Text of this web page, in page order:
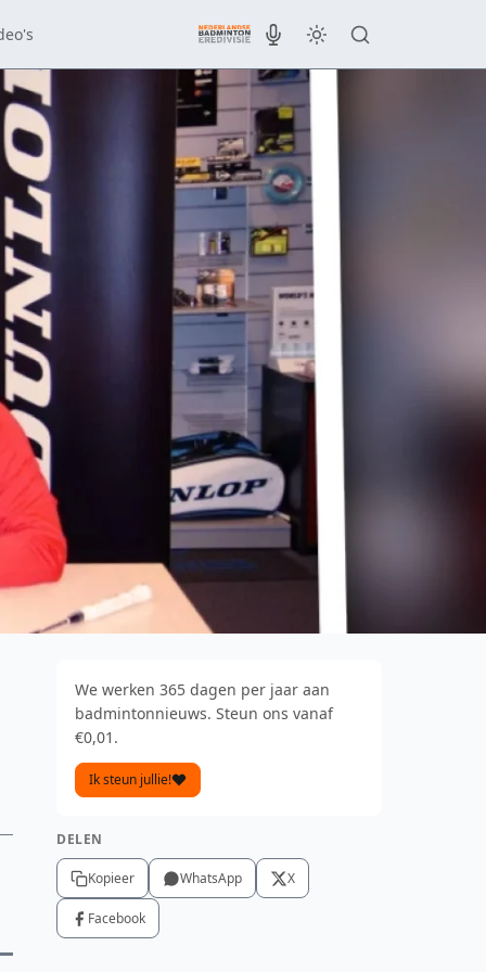
We werken 365 dagen per jaar aan
badmintonnieuws. Steun ons vanaf
€0,01.
Ik steun jullie!
DELEN
Kopieer WhatsApp X
Facebook